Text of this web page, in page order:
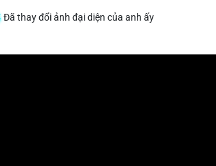
Đã thay đổi ảnh đại diện của anh ấy